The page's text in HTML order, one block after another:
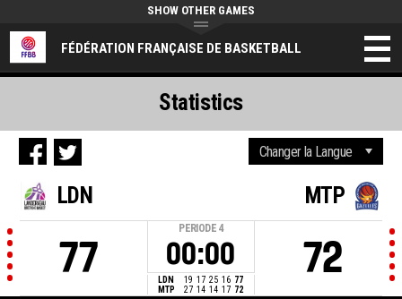
FÉDÉRATION FRANÇAISE DE BASKETBALL
SHOW OTHER GAMES
LDN
77
PERIODE 4
00:00
LDN 19 17 25 16 77
MTP
27 14 14 17 72
MTP
72
Statistics